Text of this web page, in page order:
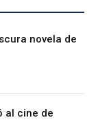
novela de
al cine de